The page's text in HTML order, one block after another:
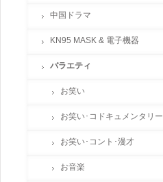
中国ドラマ
KN95 MASK & 電子機器
バラエティ
お笑い
お笑い･コドキュメンタリー
お笑い･コント･漫才
お音楽